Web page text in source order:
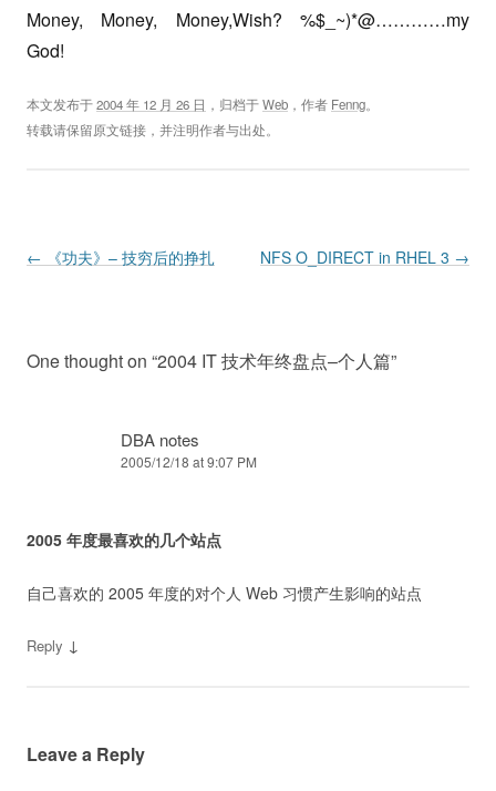
Money, Money, Money,Wish? %$_~)*@…………my
God!
本文发布于2004 年 12 月 26 日 ，归档于Web ，作者 Fenng。
转载请保留原文链接，并注明作者与出处。
Post navigation
← 《功夫》– 技穷后的挣扎 NFS O_DIRECT in RHEL 3 →
One thought on “2004 IT 技术年终盘点–个人篇”
DBA notes
2005/12/18 at 9:07 PM
2005 年度最喜欢的几个站点
自己喜欢的 2005 年度的对个人 Web 习惯产生影响的站点
Reply ↓
Leave a Reply